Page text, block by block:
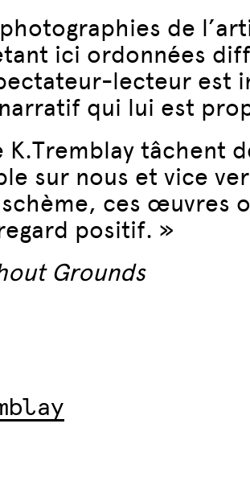
de
ici ordonnées
lecteur est
qui lui est
tâchent
sur nous et vice
ces œuvres
positif. »
Grounds